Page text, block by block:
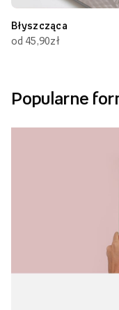
Błyszcząca
od 45,90zł
Popularne